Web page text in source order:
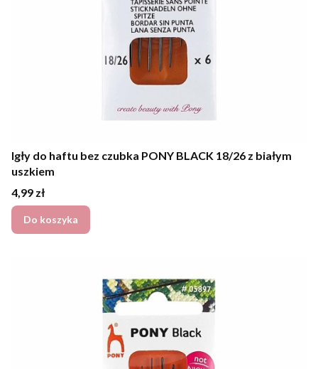
Igły do haftu bez czubka PONY BLACK 18/26 z białym
uszkiem
Cena
4,99 zł
Do koszyka